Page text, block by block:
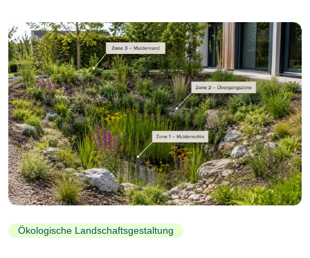
Ökologische Landschaftsgestaltung